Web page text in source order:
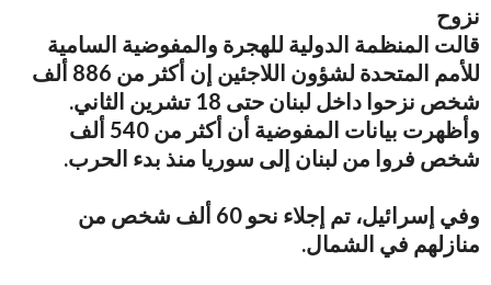
نزوح
قالت المنظمة الدولية للهجرة والمفوضية السامية
للأمم المتحدة لشؤون اللاجئين إن أكثر من 886 ألف
شخص نزحوا داخل لبنان حتى 18 تشرين الثاني.
وأظهرت بيانات المفوضية أن أكثر من 540 ألف
شخص فروا من لبنان إلى سوريا منذ بدء الحرب.
وفي إسرائيل، تم إجلاء نحو 60 ألف شخص من
منازلهم في الشمال.